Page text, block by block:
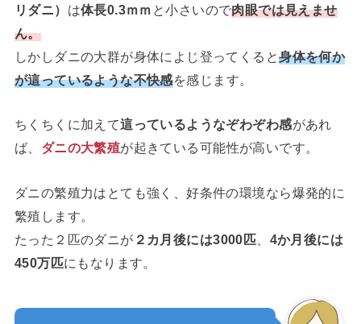
リダニ） は体長0.3ｍｍ と小さいので肉眼では見えませ
ん。
しかしダニの大群が身体によじ登ってくると身体を何か
が這っているような不快感を感じます。
ちくちくに加えて這っているようなぞわぞわ感があれ
ば、 ダニの大繁殖が起きている可能性が高いです。
ダニの繁殖力はとても強く、好条件の環境なら爆発的に
繁殖します。
たった２匹のダニが ２カ月後には3000匹
4か月後には
450万匹にもなります。